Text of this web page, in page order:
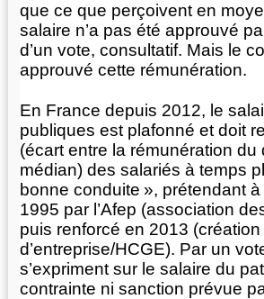
que ce que perçoivent en
salaire n’a pas été approuvé
d’un vote, consultatif. Mais le
approuvé cette rémunération.
En France depuis 2012, le
publiques est plafonné et doit
(écart entre la rémunération
médian) des salariés à temps
bonne conduite », prétendant à
1995 par l’Afep (association
puis renforcé en 2013
d’entreprise/HCGE). Par un
s’expriment sur le salaire du
contrainte ni sanction prévue